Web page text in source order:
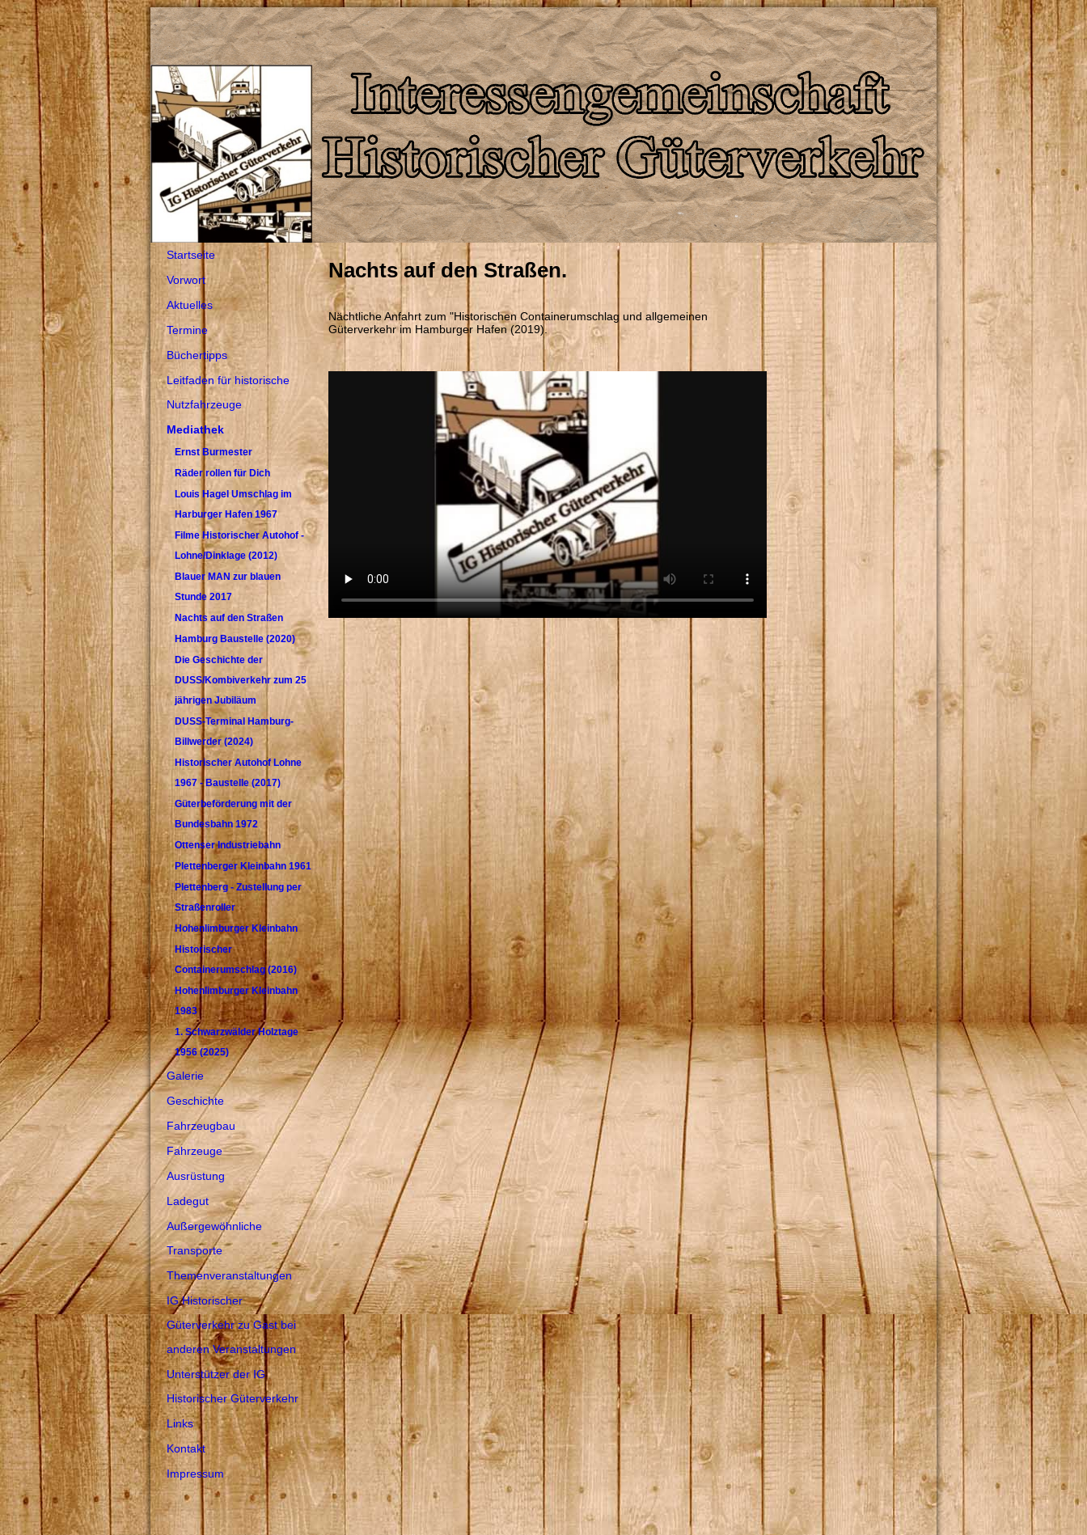
Startseite
Vorwort
Aktuelles
Termine
Büchertipps
Leitfaden für historische
Nutzfahrzeuge
Mediathek
Ernst Burmester
Räder rollen für Dich
Louis Hagel Umschlag im
Harburger Hafen 1967
Filme Historischer Autohof -
Lohne/Dinklage (2012)
Blauer MAN zur blauen
Stunde 2017
Nachts auf den Straßen
Hamburg Baustelle (2020)
Die Geschichte der
DUSS/Kombiverkehr zum 25
jährigen Jubiläum
DUSS-Terminal Hamburg-
Billwerder (2024)
Historischer Autohof Lohne
1967 - Baustelle (2017)
Güterbeförderung mit der
Bundesbahn 1972
Ottenser Industriebahn
Plettenberger Kleinbahn 1961
Plettenberg - Zustellung per
Straßenroller
Hohenlimburger Kleinbahn
Historischer
Containerumschlag (2016)
Hohenlimburger Kleinbahn
1983
1. Schwarzwälder Holztage
1956 (2025)
Galerie
Geschichte
Fahrzeugbau
Fahrzeuge
Ausrüstung
Ladegut
Außergewöhnliche
Transporte
Themenveranstaltungen
IG Historischer
Güterverkehr zu Gast bei
anderen Veranstaltungen
Unterstützer der IG
Historischer Güterverkehr
Links
Kontakt
Impressum
Nachts auf den Straßen.
Nächtliche Anfahrt zum "Historischen Containerumschlag und allgemeinen
Güterverkehr im Hamburger Hafen (2019).